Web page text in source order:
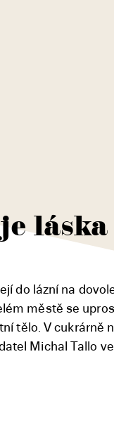
láska
do lázní na
městě se
tělo. V cukrárně
Michal Tallo ve